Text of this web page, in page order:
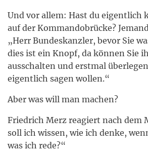
Und vor allem: Hast du eigentlich
auf der Kommandobrücke?
„Herr Bundeskanzler, bevor Sie
dies ist ein Knopf, da können Sie
ausschalten und erstmal
eigentlich sagen wollen.“
Aber was will man machen?
Friedrich Merz reagiert nach dem
soll ich wissen, wie ich denke,
was ich rede?“